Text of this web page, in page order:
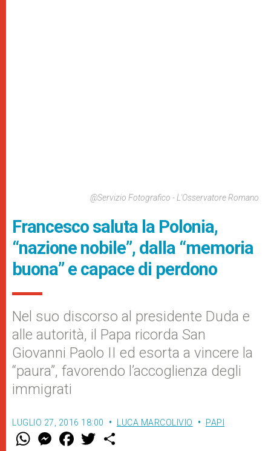
@Servizio Fotografico - L'Osservatore Romano
Francesco saluta la Polonia,
“nazione nobile”, dalla “memoria
buona” e capace di perdono
Nel suo discorso al presidente Duda e
alle autorità, il Papa ricorda San
Giovanni Paolo II ed esorta a vincere la
“paura”, favorendo l’accoglienza degli
immigrati
LUGLIO 27, 2016 18:00 LUCA MARCOLIVIO PAPI
W M
e
F
a w